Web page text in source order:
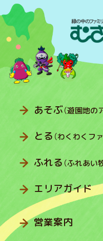
あそぶ（遊園地の
とる （わくわくフ
ふれる （ふれあい
エリアガイド
営業案内